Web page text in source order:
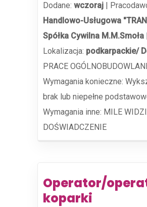
Dodane: wczoraj |
Handlowo-Usługowa
Spółka Cywilna M.M.Smoła |
Lokalizacja: podkarpackie/
PRACE
Wymagania konieczne:
brak lub niepełne
Wymagania inne: MILE
DOŚWIADCZENIE
Operator/
koparki